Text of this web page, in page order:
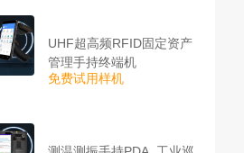
UHF超高频RFID固定资产
管理手持终端机
免费试用样机